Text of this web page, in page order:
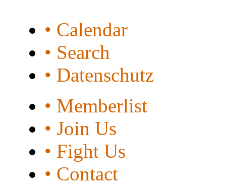
• Calendar
• Search
• Datenschutz
• Memberlist
• Join Us
• Fight Us
• Contact